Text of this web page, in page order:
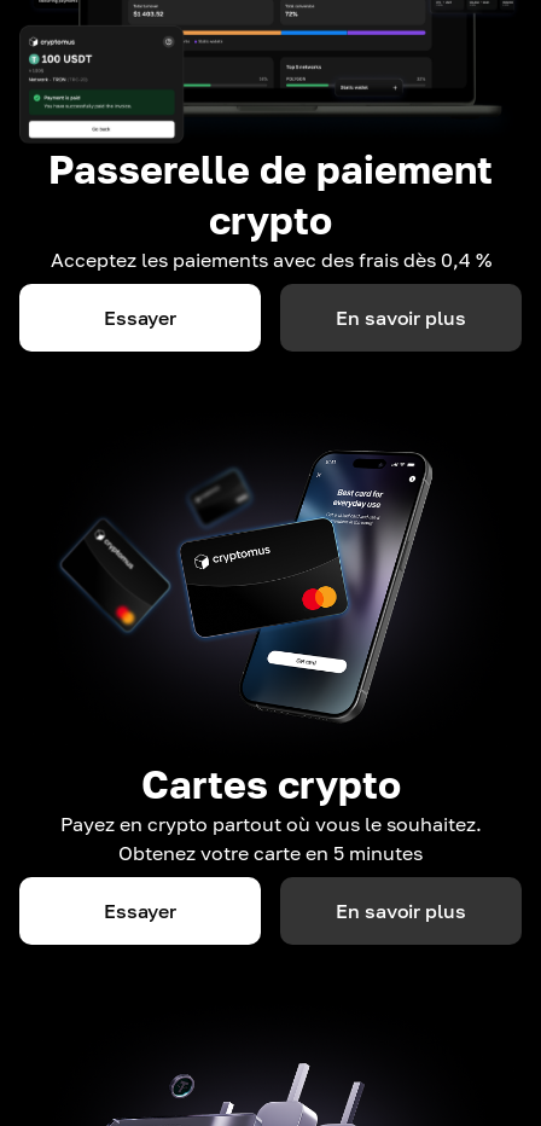
Passerelle de paiement
crypto
Acceptez les paiements avec des frais dès 0,4 %
Essayer En savoir plus
Cartes crypto
Payez en crypto partout où vous le souhaitez.
Obtenez votre carte en 5 minutes
Essayer En savoir plus